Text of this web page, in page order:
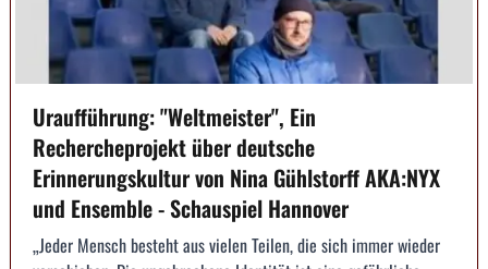
Uraufführung: "Weltmeister", Ein
Rechercheprojekt über deutsche
Erinnerungskultur von Nina Gühlstorff AKA:NYX
und Ensemble - Schauspiel Hannover
„Jeder Mensch besteht aus vielen Teilen, die sich immer wieder